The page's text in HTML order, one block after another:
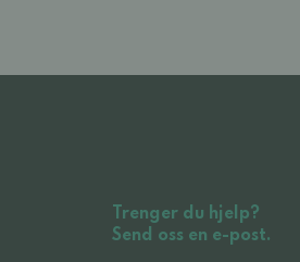
Trenger du hjelp?
Send oss en e-post.